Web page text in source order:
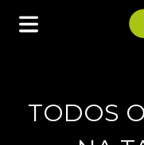
TODOS